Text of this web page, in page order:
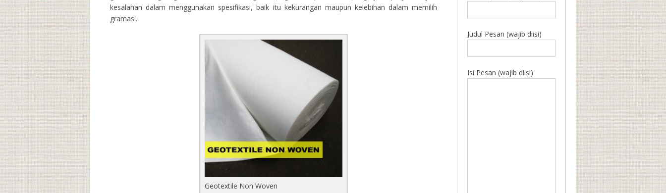
kesalahan dalam menggunakan spesifikasi, baik itu kekurangan maupun kelebihan dalam memilih
gramasi.
Geotextile Non Woven
Judul Pesan (wajib diisi)
Isi Pesan (wajib diisi)